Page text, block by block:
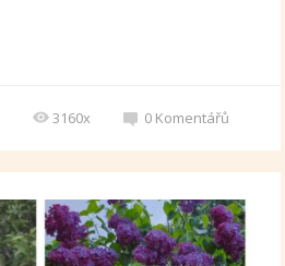
3160x 0 Komentářů